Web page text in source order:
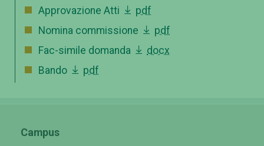
Approvazione Atti
pdf
Nomina commissione
pdf
Fac-simile domanda
docx
Bando
pdf
Campus